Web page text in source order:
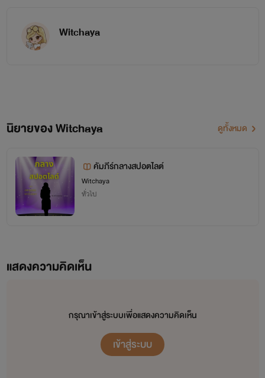
Witchaya
นิยายของ Witchaya ดูทั้งหมด
คัมภีร์กลางสปอตไลต์
Witchaya
ทั่วไป
แสดงความคิดเห็น
กรุณาเข้าสู่ระบบเพื่อแสดงความคิดเห็น
เข้าสู่ระบบ